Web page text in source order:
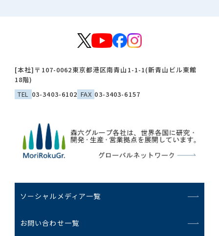
[本社] 〒107-0062東京都港区南青山1-1-1(新青山ビル東館
18階)
TEL
03-3403-6102 FAX 03-3403-6157
ソーシャルメディア一覧
お問い合わせ一覧